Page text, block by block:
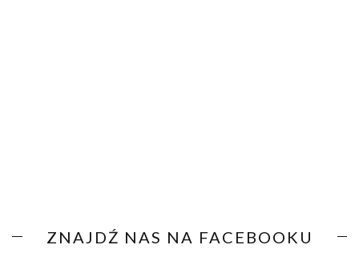
ZNAJDŹ NAS NA FACEBOOKU